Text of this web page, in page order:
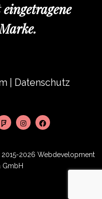
Datenschutz
2015-2026 Webdevelopment
GmbH